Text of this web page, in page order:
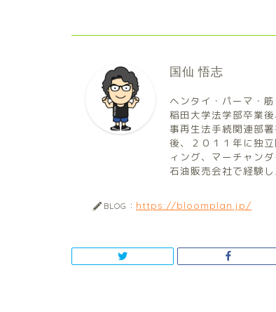
国仙 悟志
ヘンタイ・パーマ・
稲田大学法学部卒業
事再生法手続関連部
後、２０１１年に独
ィング、マーチャン
石油販売会社で経験
BLOG： https://bloomplan.jp/